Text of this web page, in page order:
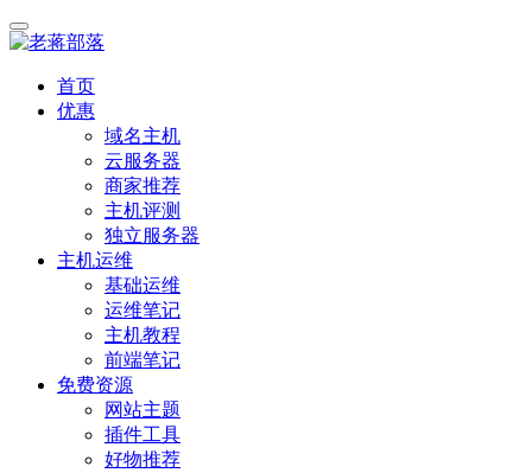
首页
优惠
域名主机
云服务器
商家推荐
主机评测
独立服务器
主机运维
基础运维
运维笔记
主机教程
前端笔记
免费资源
网站主题
插件工具
好物推荐